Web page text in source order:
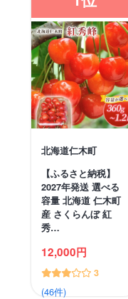
北海道仁木町
【ふるさと納税】
2027年発送 選べる
容量 北海道 仁木町
産 さくらんぼ 紅
秀…
12,000円
3
(46件)